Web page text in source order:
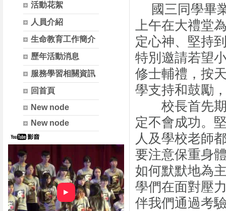
活動花絮
人員介紹
生命教育工作簡介
歷年活動消息
服務學習相關資訊
回首頁
New node
New node
►
國三同學畢
上午在大禮堂
定心神、堅持
特別邀請若望
修士輔禮，按
學支持和鼓勵
校長首先期
定不會成功。
人及學校老師
要注意保重身
如何默默地為
學們在面對壓
伴我們通過考